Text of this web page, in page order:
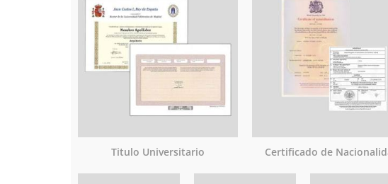
Titulo Universitario Certificado de